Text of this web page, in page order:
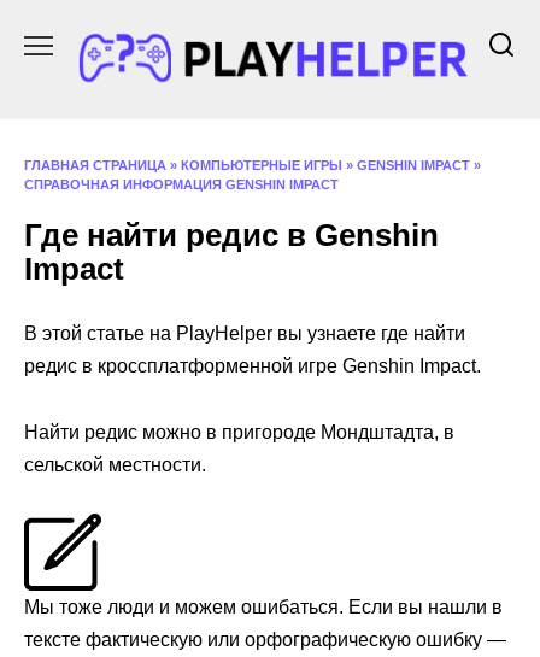
содержанию
ГЛАВНАЯ СТРАНИЦА » КОМПЬЮТЕРНЫЕ ИГРЫ » GENSHIN IMPACT »
СПРАВОЧНАЯ ИНФОРМАЦИЯ GENSHIN IMPACT
Где найти редис в Genshin
Impact
В этой статье на PlayHelper вы узнаете где найти
редис в кроссплатформенной игре Genshin Impact.
Найти редис можно в пригороде Мондштадта, в
сельской местности.
Мы тоже люди и можем ошибаться. Если вы нашли в
тексте фактическую или орфографическую ошибку —